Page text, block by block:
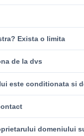
Exista o limita
de la dvs
este conditionata si
domeniului